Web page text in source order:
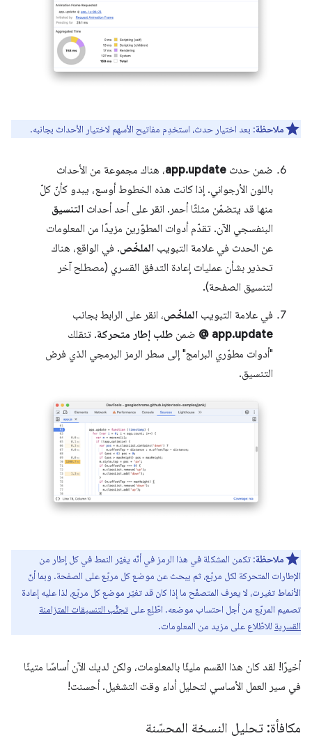
ملاحظة: بعد اختيار حدث، استخدِم مفاتيح الأسهم لاختيار الأحداث بجانبه.
ضمن حدث app.update، هناك مجموعة من الأحداث
باللون الأرجواني. إذا كانت هذه الخطوط أوسع، يبدو كأنّ كلّ
منها قد يتضمّن مثلثًا أحمر. انقر على أحد أحداث التنسيق
البنفسجي الآن. تقدّم أدوات المطوّرين مزيدًا من المعلومات
عن الحدث في علامة التبويب الملخّص. في الواقع، هناك
تحذير بشأن عمليات إعادة التدفق القسري (مصطلح آخر
لتنسيق الصفحة).
في علامة التبويب الملخّص، انقر على الرابط بجانب
app.update @
ضمن طلب إطار متحركة. تنقلك
"أدوات مطوّري البرامج" إلى سطر الرمز البرمجي الذي فرض
التنسيق.
ملاحظة: تكمن المشكلة في هذا الرمز في أنّه يغيّر النمط في كل إطار من
الإطارات المتحركة لكل مربّع، ثم يبحث عن موضع كل مربّع على الصفحة. وبما أنّ
الأنماط تغيرت، لا يعرف المتصفّح ما إذا كان قد تغيّر موضع كل مربّع، لذا عليه إعادة
تصميم المربّع من أجل احتساب موضعه. اطّلِع على تجنُّب التنسيقات المتزامنة
القسرية للاطّلاع على مزيد من المعلومات.
أخيرًا! لقد كان هذا القسم مليئًا بالمعلومات، ولكن لديك الآن أساسًا متينًا
في سير العمل الأساسي لتحليل أداء وقت التشغيل. أحسنت!
مكافأة: تحليل النسخة المحسّنة